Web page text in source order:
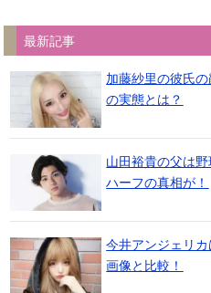
最新記事
加藤紗里の彼氏
の実態とは？
山田裕貴の父は
ハーフの真相が！
今井アンジェリ
画像と比較！